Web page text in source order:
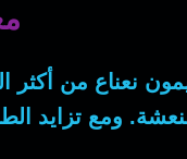
نعناع من أكثر
ومع تزايد